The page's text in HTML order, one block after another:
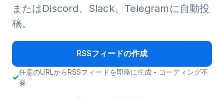
またはDiscord、Slack、Telegramに自動投
稿。
RSSフィードの作成
任意のURLからRSSフィードを即座に生成 - コーディング不
要